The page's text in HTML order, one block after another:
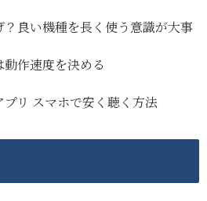
良い機種を長く使う意識が大事
作速度を決める
リ スマホで安く聴く方法